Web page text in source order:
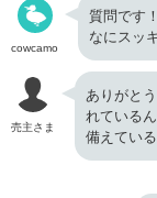
cowcamo
質問です
なにスッ
売主さま
ありがと
れている
備えている